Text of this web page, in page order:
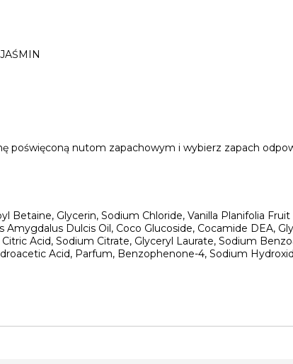
poświęconą nutom zapachowym i wybierz zapach
Glycerin, Sodium Chloride, Vanilla Planifolia
Dulcis Oil, Coco Glucoside, Cocamide DEA,
Acid, Sodium Citrate, Glyceryl Laurate, Sodium
Acid, Parfum, Benzophenone-4, Sodium